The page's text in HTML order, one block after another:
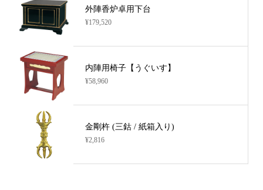
外陣香炉卓用下台
¥179,520
内陣用椅子【うぐいす】
¥58,960
金剛杵 (三鈷 / 紙箱入り)
¥2,816